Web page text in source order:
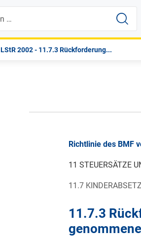
LStR 2002 - 11.7.3 Rückforderung...
Richtlinie des BMF
11 STEUERSÄTZE
11.7
11.7.3